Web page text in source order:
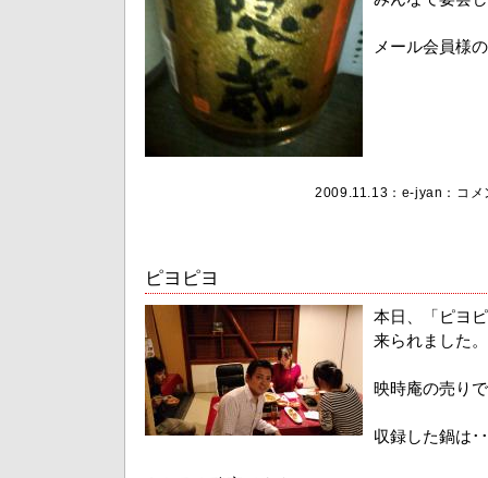
メール会員様
2009.11.13： e-jyan ： コメ
ピヨピヨ
本日、「ピヨ
来られました。
映時庵の売り
収録した鍋は･